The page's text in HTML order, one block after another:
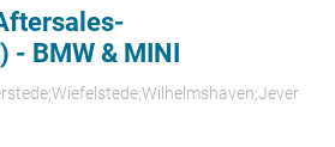
- BMW & MINI